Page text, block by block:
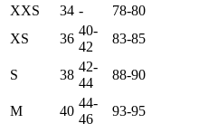
XXS
34 - 78-80
XS
36
40-
42
83-85
S 38
42-
44
88-90
M 40
44-
46
93-95